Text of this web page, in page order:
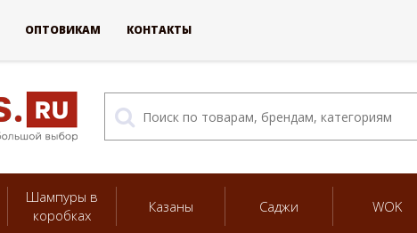
Шампуры в
коробках
Казаны Саджи WOK
ОПТОВИКАМ КОНТАКТЫ